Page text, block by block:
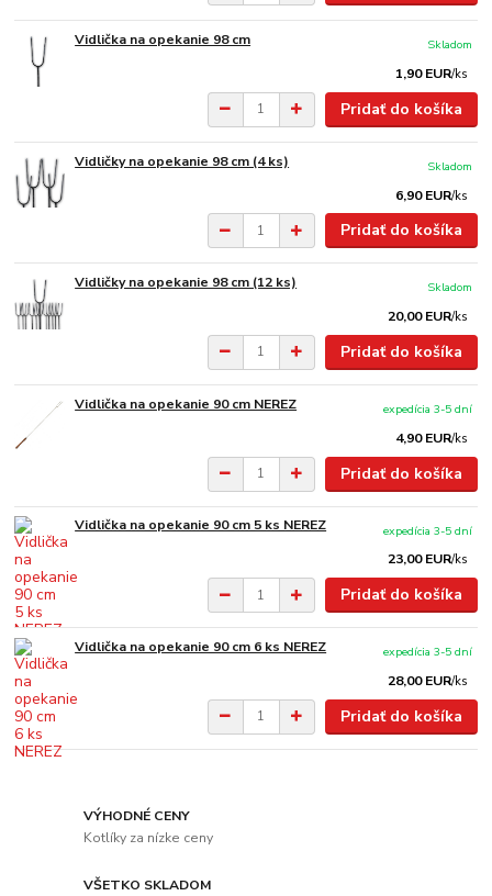
Vidlička na opekanie 98 cm
1,90 EUR/ks
Skladom
Pridať do košíka
Vidličky na opekanie 98 cm (4 ks)
6,90 EUR/ks
Skladom
Pridať do košíka
Vidličky na opekanie 98 cm (12 ks)
20,00 EUR/ks
Skladom
Pridať do košíka
Vidlička na opekanie 90 cm NEREZ
4,90 EUR/ks
expedícia 3-5 dní
Pridať do košíka
Vidlička na opekanie 90 cm 5 ks NEREZ
23,00 EUR/ks
expedícia 3-5 dní
Pridať do košíka
Vidlička na opekanie 90 cm 6 ks NEREZ
28,00 EUR/ks
expedícia 3-5 dní
Pridať do košíka
VÝHODNÉ CENY
Kotlíky za nízke ceny
VŠETKO SKLADOM